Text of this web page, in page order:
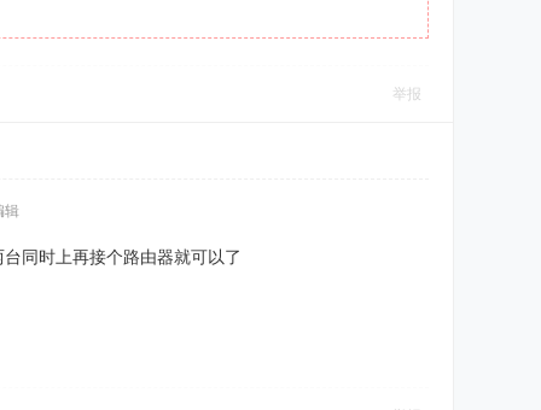
举报
辑
同时上再接个路由器就可以了